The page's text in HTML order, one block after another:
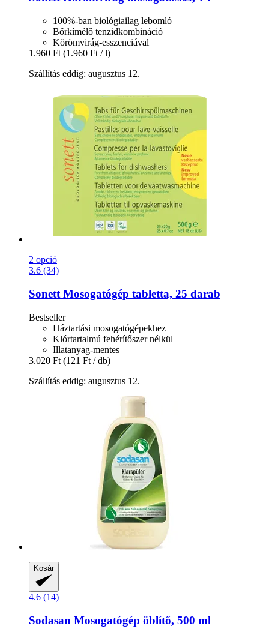
100%-ban biológiailag lebomló
Bőrkímélő tenzidkombináció
Körömvirág-esszenciával
1.960 Ft (1.960 Ft / l)
Szállítás eddig: augusztus 12.
2 opció
3.6 (34)
Sonett Mosogatógép tabletta, 25 darab
Bestseller
Háztartási mosogatógépekhez
Klórtartalmú fehérítőszer nélkül
Illatanyag-mentes
3.020 Ft (121 Ft / db)
Szállítás eddig: augusztus 12.
Kosár
4.6 (14)
Sodasan Mosogatógép öblítő, 500 ml